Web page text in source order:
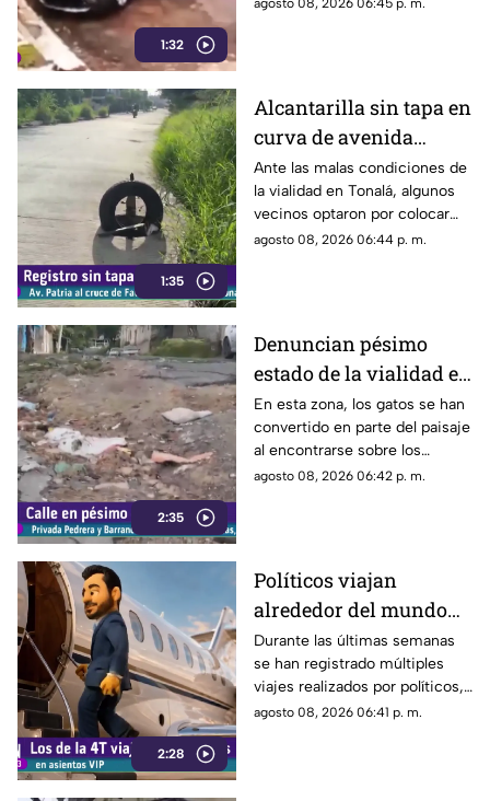
1:32
agosto 08, 2026 06:45 p. m.
1:35
Alcantarilla sin tapa en
curva de avenida
Patria
Ante las malas condiciones de
la vialidad en Tonalá, algunos
vecinos optaron por colocar
una llanta como señalamiento
agosto 08, 2026 06:44 p. m.
2:35
Denuncian pésimo
estado de la vialidad en
Privada Pedrera y
Barrancones
En esta zona, los gatos se han
convertido en parte del paisaje
al encontrarse sobre los
techos y las puertas de las
agosto 08, 2026 06:42 p. m.
2:28
Políticos viajan
alrededor del mundo
sin ninguna
preocupación
Durante las últimas semanas
se han registrado múltiples
viajes realizados por políticos,
sin que hasta el momento
agosto 08, 2026 06:41 p. m.